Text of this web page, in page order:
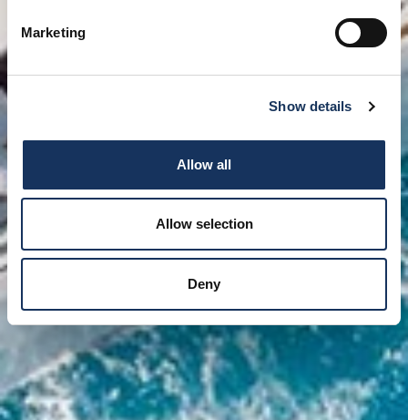
Marketing
Show details
Allow all
Allow selection
Deny